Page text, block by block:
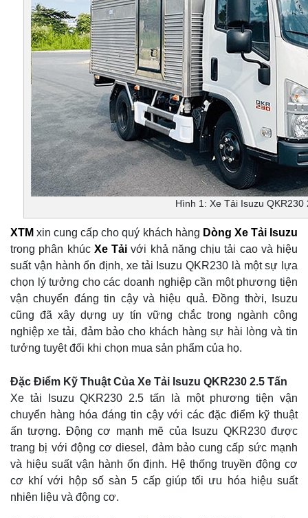
Hình 1: Xe Tải Isuzu QKR230
XTM xin cung cấp cho quý khách hàng Dòng Xe Tải Isuzu
trong phân khúc Xe Tải với khả năng chịu tải cao và hiệu
suất vận hành ổn định, xe tải Isuzu QKR230 là một sự lựa
chọn lý tưởng cho các doanh nghiệp cần một phương tiện
vận chuyển đáng tin cậy và hiệu quả. Đồng thời, Isuzu
cũng đã xây dựng uy tín vững chắc trong ngành công
nghiệp xe tải, đảm bảo cho khách hàng sự hài lòng và tin
tưởng tuyệt đối khi chọn mua sản phẩm của họ.
Đặc Điểm Kỹ Thuật Của Xe Tải Isuzu QKR230 2.5 Tấn
Xe tải Isuzu QKR230 2.5 tấn là một phương tiện vận
chuyển hàng hóa đáng tin cậy với các đặc điểm kỹ thuật
ấn tượng. Động cơ mạnh mẽ của Isuzu QKR230 được
trang bị với động cơ diesel, đảm bảo cung cấp sức mạnh
và hiệu suất vận hành ổn định. Hệ thống truyền động cơ
cơ khí với hộp số sàn 5 cấp giúp tối ưu hóa hiệu suất
nhiên liệu và động cơ.